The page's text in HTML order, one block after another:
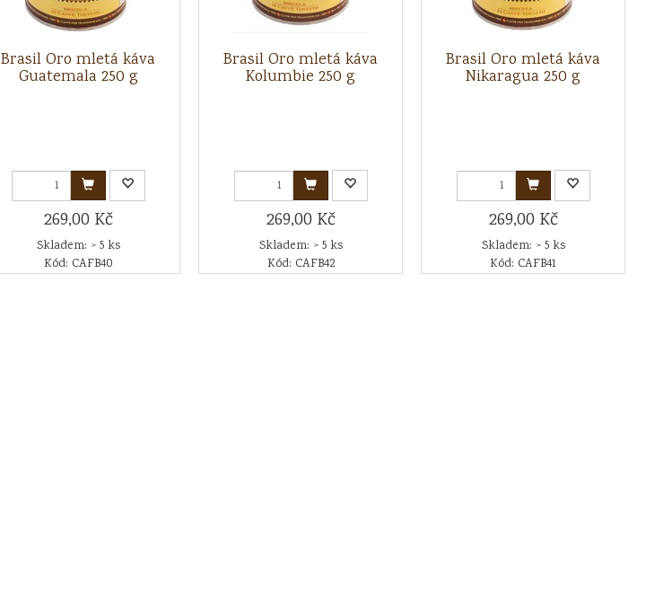
Brasil Oro mletá káva
Guatemala 250 g
269,00 Kč
Skladem: > 5 ks
Kód: CAFB40
Brasil Oro mletá káva
Kolumbie 250 g
269,00 Kč
Skladem: > 5 ks
Kód: CAFB42
Brasil Oro mletá káva
Nikaragua 250 g
269,00 Kč
Skladem: > 5 ks
Kód: CAFB41